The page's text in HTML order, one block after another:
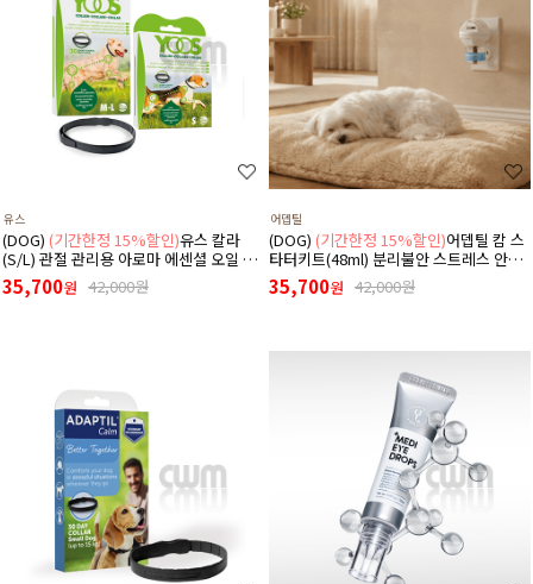
유스
(DOG) (기간한정 15%할인)유스 칼라
(S/L) 관절 관리용 아로마 에센셜 오일 목
걸이
35,700원 42,000원
어뎁틸
(DOG) (기간한정 15%할인)어뎁틸 캄 스
타터키트(48ml) 분리불안 스트레스 안정
디퓨저 (리필+본품(훈증기)구성)
35,700원 42,000원